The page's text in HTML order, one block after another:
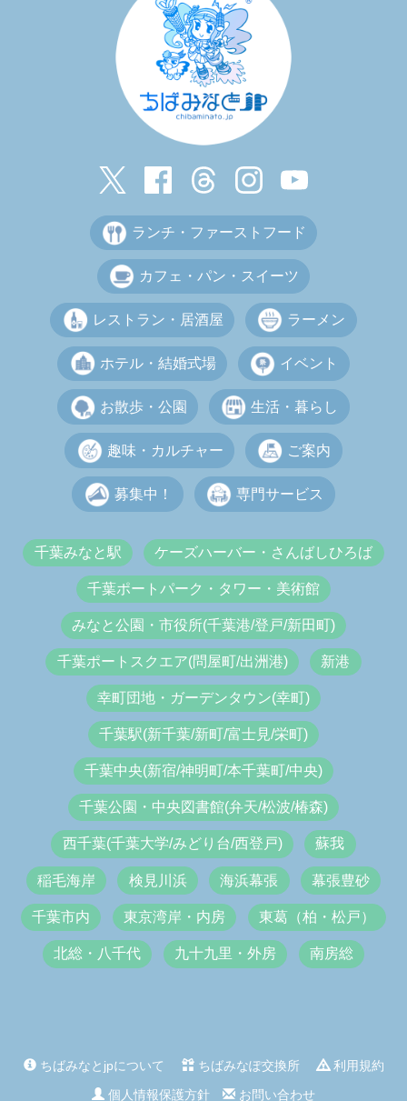
ランチ・ファーストフード
カフェ・パン・スイーツ
レストラン・居酒屋 ラーメン
ホテル・結婚式場 イベント
お散歩・公園 生活・暮らし
趣味・カルチャー ご案内
募集中！ 専門サービス
千葉みなと駅 ケーズハーバー・さんばしひろば
千葉ポートパーク・タワー・美術館
みなと公園・市役所(千葉港/登戸/新田町)
千葉ポートスクエア(問屋町/出洲港) 新港
幸町団地・ガーデンタウン(幸町)
千葉駅(新千葉/新町/富士見/栄町)
千葉中央(新宿/神明町/本千葉町/中央)
千葉公園・中央図書館(弁天/松波/椿森)
西千葉(千葉大学/みどり台/西登戸) 蘇我
稲毛海岸 検見川浜 海浜幕張 幕張豊砂
千葉市内 東京湾岸・内房 東葛（柏・松戸）
北総・八千代 九十九里・外房 南房総
ちばみなとjpについて ちばみなぽ交換所
利用規約
個人情報保護方針
お問い合わせ